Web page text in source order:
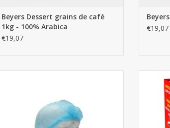
Beyers Dessert grains de café
1kg - 100% Arabica
€19,07
€19,07